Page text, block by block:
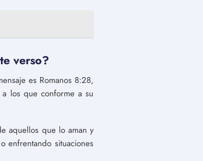
verso?
es Romanos 8:28,
los que conforme a su
aquellos que lo aman y
enfrentando situaciones